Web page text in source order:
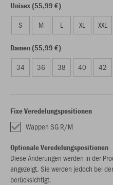
Unisex (55,99 €)
S M L XL XXL
Damen (55,99 €)
34 36 38 40 42
Fixe Veredelungspositionen
Wappen SG R/M
Optionale Veredelungspositionen
Diese Änderungen werden in der
angezeigt. Sie werden jedoch bei
berücksichtigt.